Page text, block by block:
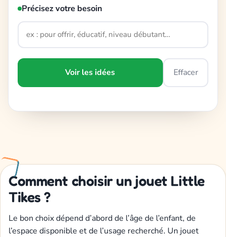
Précisez votre besoin
Voir les idées Effacer
Comment choisir un jouet Little
Tikes ?
Le bon choix dépend d’abord de l’âge de l’enfant, de
l’espace disponible et de l’usage recherché. Un jouet